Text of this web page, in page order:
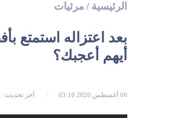
الرئيسية / مرئيات
بعد اعتزاله استمتع
أيهم أعجبك؟
06 أغسطس 2020 03:10 آخر تحديث : 06 أغسطس 2026 03:13